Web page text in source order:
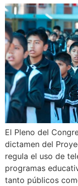
El Pleno del
dictamen del
regula el uso de
programas
tanto públicos